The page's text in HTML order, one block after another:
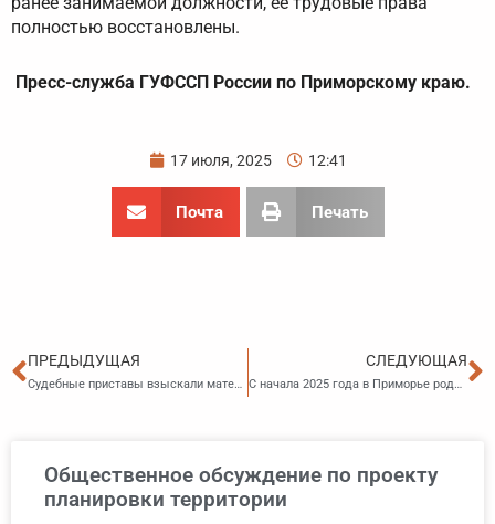
полностью восстановлены.
Пресс-служба ГУФССП России по Приморскому краю.
17 июля, 2025 12:41
Почта Печать
Пред
ПРЕДЫДУЩАЯ
Судебные приставы взыскали материальный ущерб с работника за недостачу на складе
СЛЕДУЮЩАЯ
С начала 2025 года в Приморье родители более 5,5 тысячи детей получили единовременную выплату при рождении ребенка
Общественное обсуждение по проекту
планировки территории